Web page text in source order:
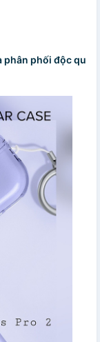
phân phối độc qu